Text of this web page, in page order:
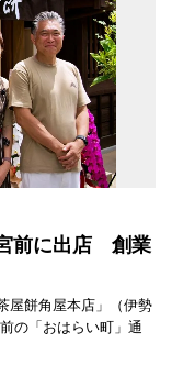
前に出店 創業
屋餅角屋本店」（伊勢
の「おはらい町」通